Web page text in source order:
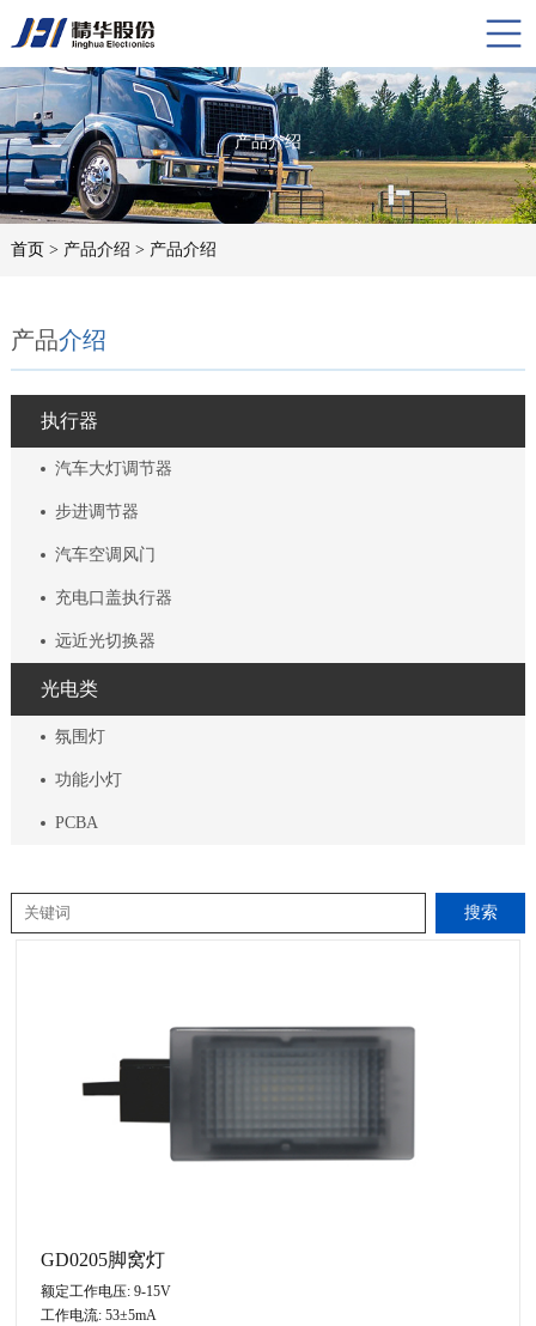
产品介绍
首页 > 产品介绍 > 产品介绍
产品介绍
执行器
汽车大灯调节器
步进调节器
汽车空调风门
充电口盖执行器
远近光切换器
光电类
氛围灯
功能小灯
PCBA
搜索
GD0205脚窝灯
额定工作电压: 9-15V
工作电流: 53±5mA